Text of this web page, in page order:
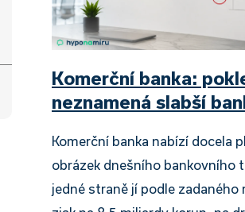
Komerční banka:
neznamená slabší
Komerční banka nabízí docela
obrázek dnešního bankovního
jedné straně jí podle zadaného